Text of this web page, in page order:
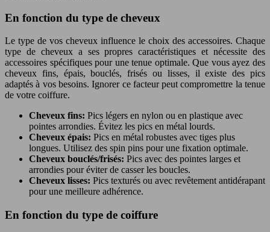
En fonction du type de cheveux
Le type de vos cheveux influence le choix des accessoires. Chaque
type de cheveux a ses propres caractéristiques et nécessite des
accessoires spécifiques pour une tenue optimale. Que vous ayez des
cheveux fins, épais, bouclés, frisés ou lisses, il existe des pics
adaptés à vos besoins. Ignorer ce facteur peut compromettre la tenue
de votre coiffure.
Cheveux fins: Pics légers en nylon ou en plastique avec
pointes arrondies. Évitez les pics en métal lourds.
Cheveux épais: Pics en métal robustes avec tiges plus
longues. Utilisez des spin pins pour une fixation optimale.
Cheveux bouclés/frisés: Pics avec des pointes larges et
arrondies pour éviter de casser les boucles.
Cheveux lisses: Pics texturés ou avec revêtement antidérapant
pour une meilleure adhérence.
En fonction du type de coiffure